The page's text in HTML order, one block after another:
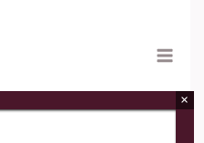
×